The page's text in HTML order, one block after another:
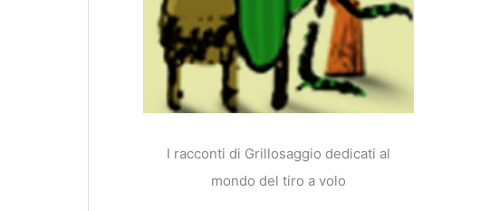
I racconti di Grillosaggio dedicati al
mondo del tiro a volo